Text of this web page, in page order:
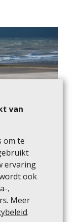
van
om te
ervaring
ook
,
Meer
.